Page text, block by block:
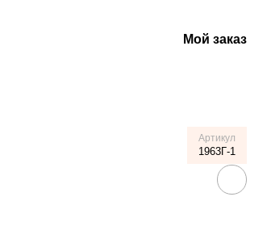
Мой заказ
Артикул
1963Г-1